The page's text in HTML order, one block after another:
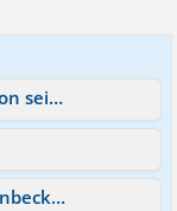
Gefühl schwer Luft zu kriegen =( schon seit Mittwoch
Angst vor Blasenentzündung / Nierenbeckenentzündung